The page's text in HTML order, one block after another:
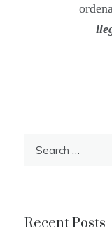
Recent Posts